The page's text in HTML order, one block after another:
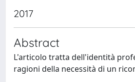
2017
Abstract
L'articolo tratta dell'identità
ragioni della necessità di un